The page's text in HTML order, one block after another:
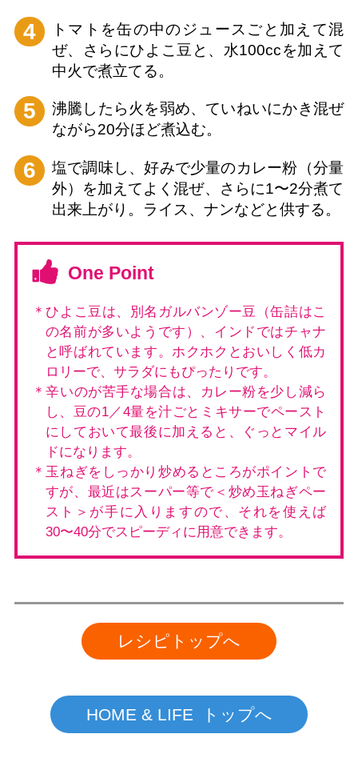
4
トマトを缶の中のジュースごと加えて混
ぜ、さらにひよこ豆と、水100ccを加えて
中火で煮立てる。
5
沸騰したら火を弱め、ていねいにかき混ぜ
ながら20分ほど煮込む。
6
塩で調味し、好みで少量のカレー粉（分量
外）を加えてよく混ぜ、さらに1〜2分煮て
出来上がり。ライス、ナンなどと供する。
One Point
＊ひよこ豆は、別名ガルバンゾー豆（缶詰はこ
の名前が多いようです）、インドではチャナ
と呼ばれています。ホクホクとおいしく低カ
ロリーで、サラダにもぴったりです。
＊辛いのが苦手な場合は、カレー粉を少し減ら
し、豆の1／4量を汁ごとミキサーでペースト
にしておいて最後に加えると、ぐっとマイル
ドになります。
＊玉ねぎをしっかり炒めるところがポイントで
すが、最近はスーパー等で＜炒め玉ねぎペー
スト＞が手に入りますので、それを使えば
30〜40分でスピーディに用意できます。
レシピトップへ
HOME & LIFE トップへ